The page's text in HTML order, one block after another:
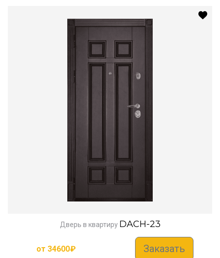
Дверь в квартиру DACH-23
от 34600₽ Заказать